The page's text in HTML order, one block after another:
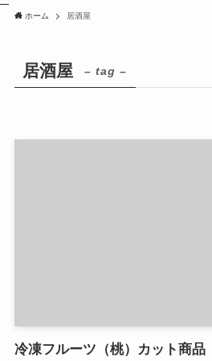
ホーム 居酒屋
居酒屋 – tag –
冷凍フルーツ（桃）カット商品